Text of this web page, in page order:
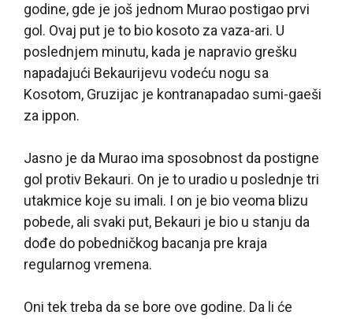
godine, gde je još jednom Murao postigao prvi
gol. Ovaj put je to bio kosoto za vaza-ari. U
poslednjem minutu, kada je napravio grešku
napadajući Bekaurijevu vodeću nogu sa
Kosotom, Gruzijac je kontranapadao sumi-gaeši
za ippon.
Jasno je da Murao ima sposobnost da postigne
gol protiv Bekauri. On je to uradio u poslednje tri
utakmice koje su imali. I on je bio veoma blizu
pobede, ali svaki put, Bekauri je bio u stanju da
dođe do pobedničkog bacanja pre kraja
regularnog vremena.
Oni tek treba da se bore ove godine. Da li će